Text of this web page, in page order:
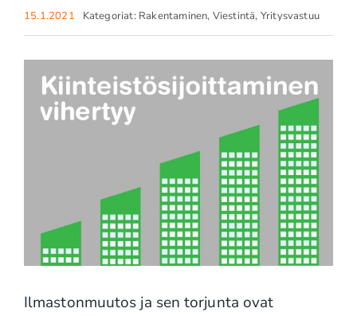
15.1.2021 Kategoriat: Rakentaminen, Viestintä, Yritysvastuu
Ilmastonmuutos ja sen torjunta ovat